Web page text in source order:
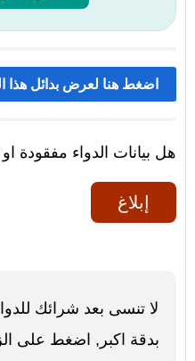
اضغط هنا لعرض بدائل هذا
هل بيانات الدواء مفقودة
إبلاغ
لا تنسى بعد شرائك
بدقة اكبر, اضغط على